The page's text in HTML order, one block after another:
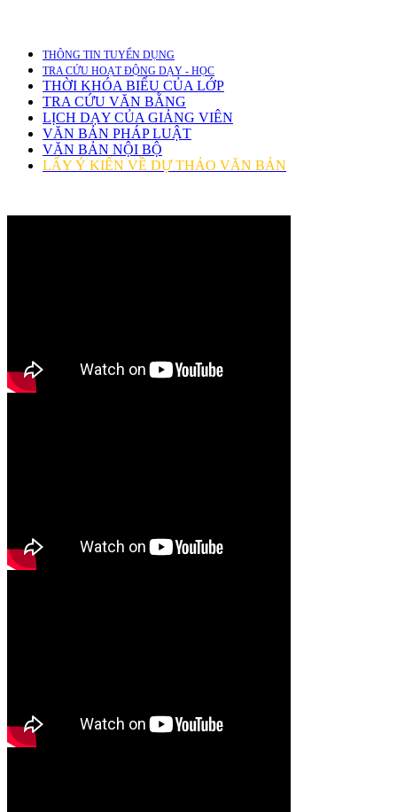
THÔNG TIN TUYỂN DỤNG
TRA CỨU HOẠT ĐỘNG DẠY - HỌC
THỜI KHÓA BIỂU CỦA LỚP
TRA CỨU VĂN BẰNG
LỊCH DẠY CỦA GIẢNG VIÊN
VĂN BẢN PHÁP LUẬT
VĂN BẢN NỘI BỘ
LẤY Ý KIẾN VỀ DỰ THẢO VĂN BẢN